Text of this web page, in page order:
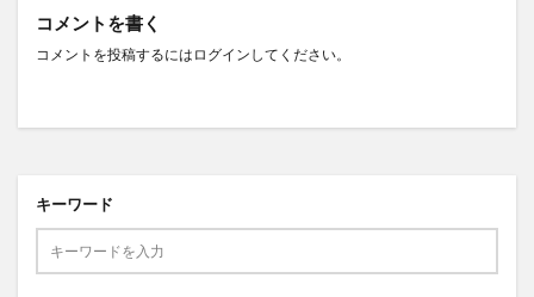
コメントを書く
コメントを投稿するには ログイン してください。
キーワード